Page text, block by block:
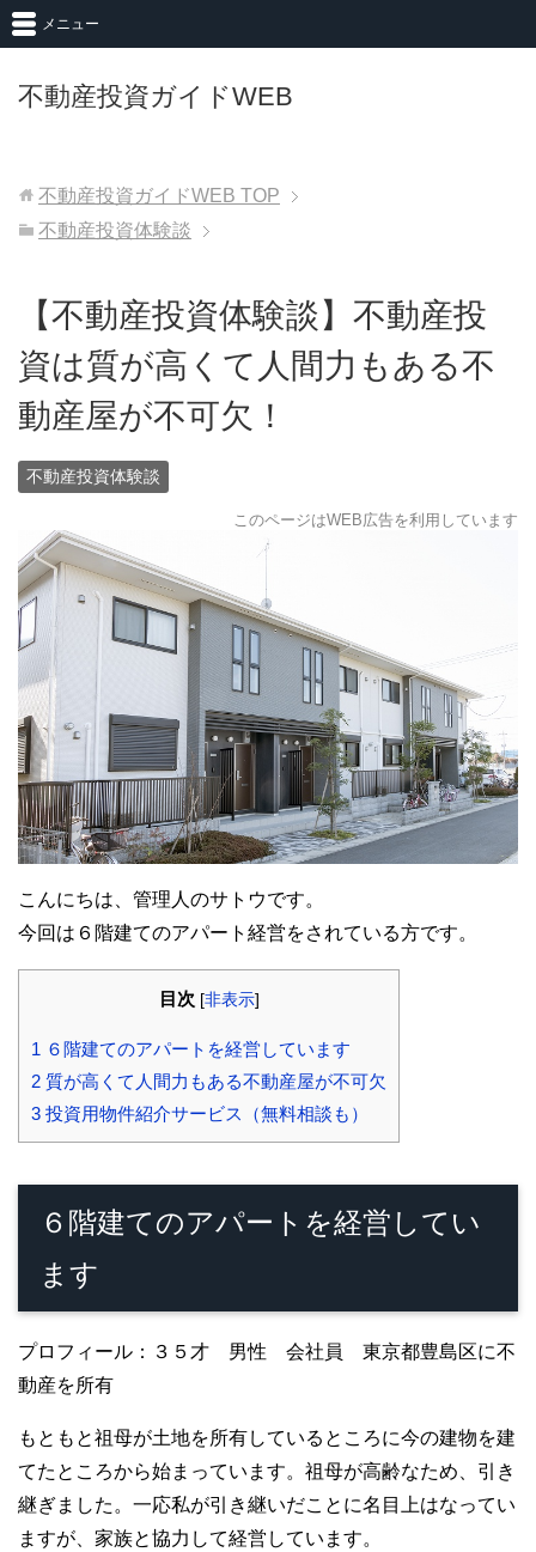
不動産投資ガイドWEB
メニュー
不動産投資ガイドWEB TOP
不動産投資体験談
【不動産投資体験談】不動産投
資は質が高くて人間力もある不
動産屋が不可欠！
不動産投資体験談
このページはWEB広告を利用しています
こんにちは、管理人のサトウです。
今回は６階建てのアパート経営をされている方です。
目次 [非表示]
1 ６階建てのアパートを経営しています
2 質が高くて人間力もある不動産屋が不可欠
3 投資用物件紹介サービス（無料相談も）
６階建てのアパートを経営してい
ます
プロフィール：３５才 男性 会社員 東京都豊島区に不
動産を所有
もともと祖母が土地を所有しているところに今の建物を建
てたところから始まっています。祖母が高齢なため、引き
継ぎました。一応私が引き継いだことに名目上はなってい
ますが、家族と協力して経営しています。